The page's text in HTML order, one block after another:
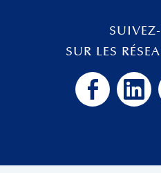
SUR LES